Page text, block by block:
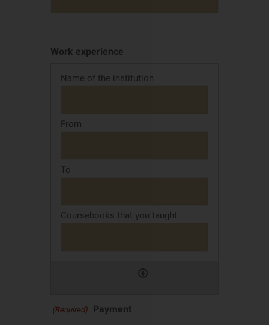
Work experience
Payment
(Required)